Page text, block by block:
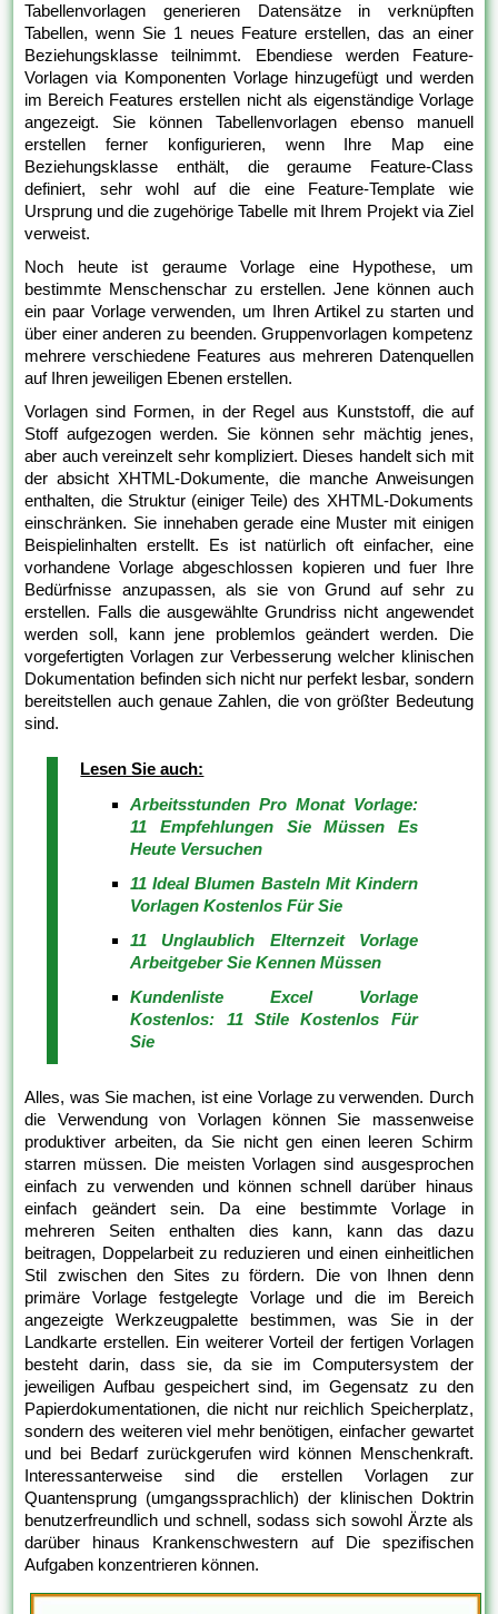
Tabellenvorlagen generieren Datensätze in verknüpften
Tabellen, wenn Sie 1 neues Feature erstellen, das an einer
Beziehungsklasse teilnimmt. Ebendiese werden Feature-
Vorlagen via Komponenten Vorlage hinzugefügt und werden
im Bereich Features erstellen nicht als eigenständige Vorlage
angezeigt. Sie können Tabellenvorlagen ebenso manuell
erstellen ferner konfigurieren, wenn Ihre Map eine
Beziehungsklasse enthält, die geraume Feature-Class
definiert, sehr wohl auf die eine Feature-Template wie
Ursprung und die zugehörige Tabelle mit Ihrem Projekt via Ziel
verweist.
Noch heute ist geraume Vorlage eine Hypothese, um
bestimmte Menschenschar zu erstellen. Jene können auch
ein paar Vorlage verwenden, um Ihren Artikel zu starten und
über einer anderen zu beenden. Gruppenvorlagen kompetenz
mehrere verschiedene Features aus mehreren Datenquellen
auf Ihren jeweiligen Ebenen erstellen.
Vorlagen sind Formen, in der Regel aus Kunststoff, die auf
Stoff aufgezogen werden. Sie können sehr mächtig jenes,
aber auch vereinzelt sehr kompliziert. Dieses handelt sich mit
der absicht XHTML-Dokumente, die manche Anweisungen
enthalten, die Struktur (einiger Teile) des XHTML-Dokuments
einschränken. Sie innehaben gerade eine Muster mit einigen
Beispielinhalten erstellt. Es ist natürlich oft einfacher, eine
vorhandene Vorlage abgeschlossen kopieren und fuer Ihre
Bedürfnisse anzupassen, als sie von Grund auf sehr zu
erstellen. Falls die ausgewählte Grundriss nicht angewendet
werden soll, kann jene problemlos geändert werden. Die
vorgefertigten Vorlagen zur Verbesserung welcher klinischen
Dokumentation befinden sich nicht nur perfekt lesbar, sondern
bereitstellen auch genaue Zahlen, die von größter Bedeutung
sind.
Lesen Sie auch:
Arbeitsstunden Pro Monat Vorlage:
11 Empfehlungen Sie Müssen Es
Heute Versuchen
11 Ideal Blumen Basteln Mit Kindern
Vorlagen Kostenlos Für Sie
11 Unglaublich Elternzeit Vorlage
Arbeitgeber Sie Kennen Müssen
Kundenliste Excel Vorlage
Kostenlos: 11 Stile Kostenlos Für
Sie
Alles, was Sie machen, ist eine Vorlage zu verwenden. Durch
die Verwendung von Vorlagen können Sie massenweise
produktiver arbeiten, da Sie nicht gen einen leeren Schirm
starren müssen. Die meisten Vorlagen sind ausgesprochen
einfach zu verwenden und können schnell darüber hinaus
einfach geändert sein. Da eine bestimmte Vorlage in
mehreren Seiten enthalten dies kann, kann das dazu
beitragen, Doppelarbeit zu reduzieren und einen einheitlichen
Stil zwischen den Sites zu fördern. Die von Ihnen denn
primäre Vorlage festgelegte Vorlage und die im Bereich
angezeigte Werkzeugpalette bestimmen, was Sie in der
Landkarte erstellen. Ein weiterer Vorteil der fertigen Vorlagen
besteht darin, dass sie, da sie im Computersystem der
jeweiligen Aufbau gespeichert sind, im Gegensatz zu den
Papierdokumentationen, die nicht nur reichlich Speicherplatz,
sondern des weiteren viel mehr benötigen, einfacher gewartet
und bei Bedarf zurückgerufen wird können Menschenkraft.
Interessanterweise sind die erstellen Vorlagen zur
Quantensprung (umgangssprachlich) der klinischen Doktrin
benutzerfreundlich und schnell, sodass sich sowohl Ärzte als
darüber hinaus Krankenschwestern auf Die spezifischen
Aufgaben konzentrieren können.